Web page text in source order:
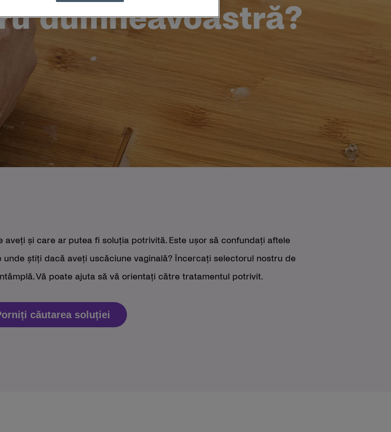
dumneavoastră?
și care ar putea fi soluția potrivită. Este ușor să confundați aftele
unde știți dacă aveți uscăciune vaginală? Încercați selectorul nostru de
Vă poate ajuta să vă orientați către tratamentul potrivit.
căutarea soluției